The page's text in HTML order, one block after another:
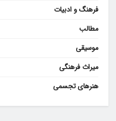
فرهنگ و ادبیات
مطالب
موسیقی
میراث فرهنگی
هنرهای تجسمی